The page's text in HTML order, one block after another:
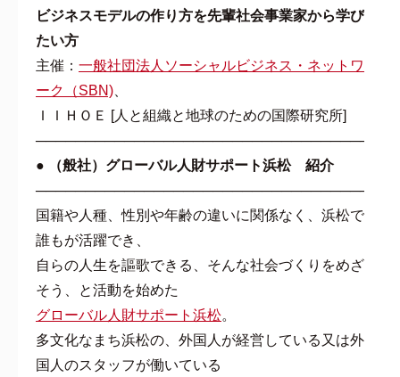
ビジネスモデルの作り方を先輩社会事業家から学び
たい方
主催： 一般社団法人ソーシャルビジネス・ネットワ
ーク（SBN)
ＩＩＨＯＥ [人と組織と地球のための国際研究所]
───────────────────────────────────
● （般社）グローバル人財サポート浜松 紹介
───────────────────────────────────
国籍や人種、性別や年齢の違いに関係なく、浜松で
誰もが活躍でき、
自らの人生を謳歌できる、そんな社会づくりをめざ
そう、と活動を始めた
グローバル人財サポート浜松。
多文化なまち浜松の、外国人が経営している又は外
国人のスタッフが働いている